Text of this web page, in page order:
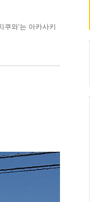
쿠와'는 아카사키